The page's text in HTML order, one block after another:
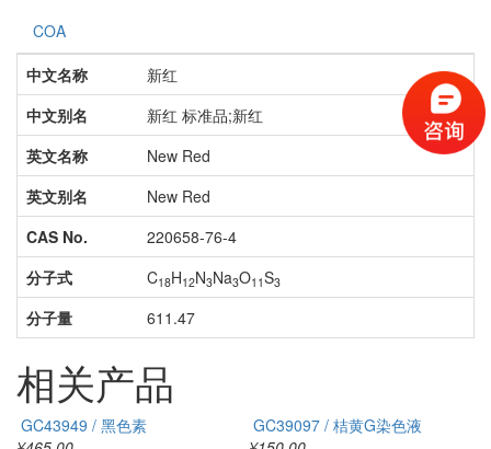
COA
中文名称
新红
中文别名
新红 标准品;新红
英文名称
New Red
英文别名
New Red
CAS No.
220658-76-4
分子式
C18H12N3Na3O11S3
分子量 611.47
相关产品
GC43949 / 黑色素
GC39097 / 桔黄G染色液